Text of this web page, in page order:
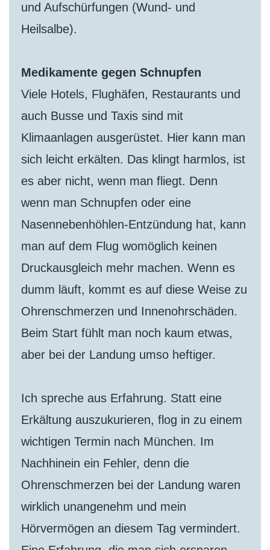
und Aufschürfungen (Wund- und
Heilsalbe).
Medikamente gegen Schnupfen
Viele Hotels, Flughäfen, Restaurants und
auch Busse und Taxis sind mit
Klimaanlagen ausgerüstet. Hier kann man
sich leicht erkälten. Das klingt harmlos, ist
es aber nicht, wenn man fliegt. Denn
wenn man Schnupfen oder eine
Nasennebenhöhlen-Entzündung hat, kann
man auf dem Flug womöglich keinen
Druckausgleich mehr machen. Wenn es
dumm läuft, kommt es auf diese Weise zu
Ohrenschmerzen und Innenohrschäden.
Beim Start fühlt man noch kaum etwas,
aber bei der Landung umso heftiger.
Ich spreche aus Erfahrung. Statt eine
Erkältung auszukurieren, flog in zu einem
wichtigen Termin nach München. Im
Nachhinein ein Fehler, denn die
Ohrenschmerzen bei der Landung waren
wirklich unangenehm und mein
Hörvermögen an diesem Tag vermindert.